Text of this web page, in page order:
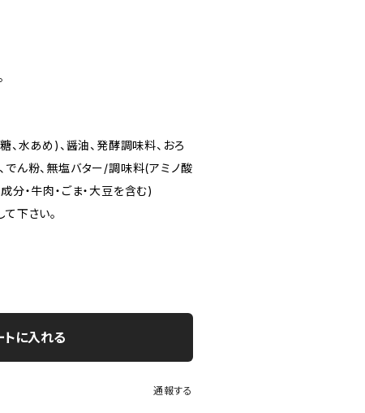
水あめ)、醤油、発酵調味料、おろ
でん粉、無塩バター/調味料(アミノ酸
分・牛肉・ごま・大豆を含む)
下さい。
トに入れる
通報する